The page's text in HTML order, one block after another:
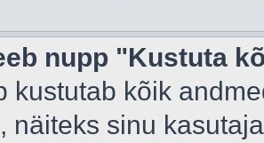
nupp "Kustuta
kustutab kõik
näiteks sinu